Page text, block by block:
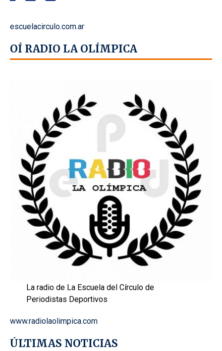
escuelacirculo.com.ar
OÍ RADIO LA OLÍMPICA
La radio de La Escuela del Círculo de
Periodistas Deportivos
www.radiolaolimpica.com
ÚLTIMAS NOTICIAS